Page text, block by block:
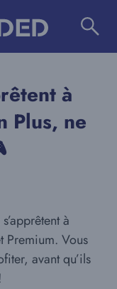
à
Plus, ne
à
Premium. Vous
avant qu’ils